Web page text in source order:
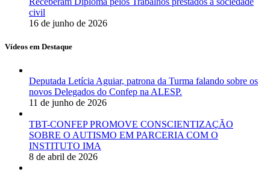
civil
16 de junho de 2026
Vídeos em Destaque
Deputada Letícia Aguiar, patrona da Turma falando sobre os
novos Delegados do Confep na ALESP.
11 de junho de 2026
TBT-CONFEP PROMOVE CONSCIENTIZAÇÃO
SOBRE O AUTISMO EM PARCERIA COM O
INSTITUTO IMA
8 de abril de 2026